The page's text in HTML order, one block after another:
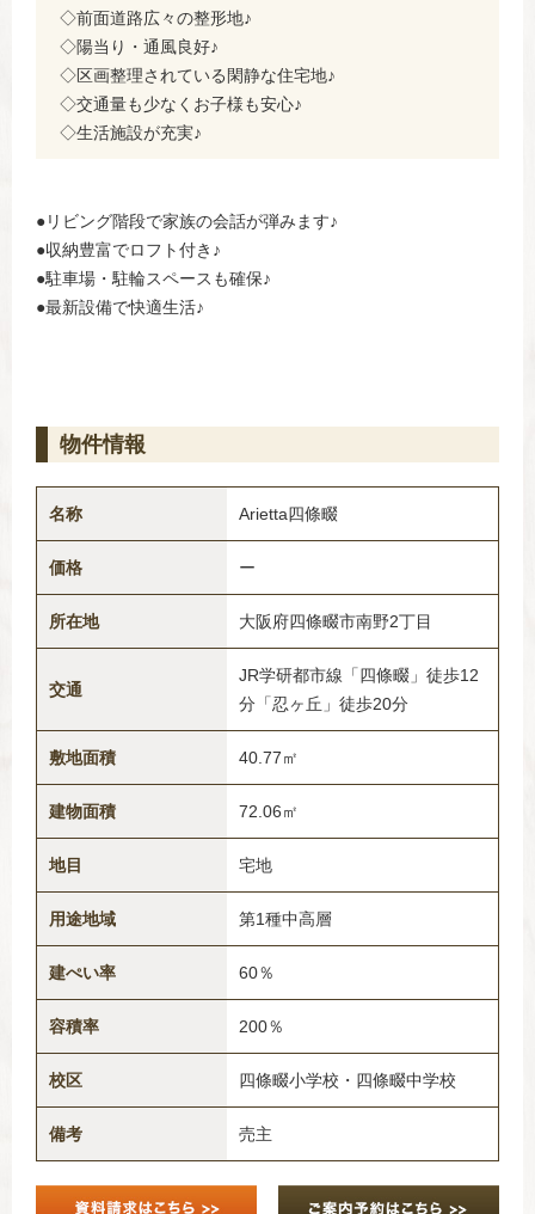
◇前面道路広々の整形地♪
◇陽当り・通風良好♪
◇区画整理されている閑静な住宅地♪
◇交通量も少なくお子様も安心♪
◇生活施設が充実♪
●リビング階段で家族の会話が弾みます♪
●収納豊富でロフト付き♪
●駐車場・駐輪スペースも確保♪
●最新設備で快適生活♪
物件情報
名称 Arietta四條畷
価格 ー
所在地 大阪府四條畷市南野2丁目
交通
JR学研都市線「四條畷」徒歩12
分「忍ヶ丘」徒歩20分
敷地面積 40.77㎡
建物面積 72.06㎡
地目 宅地
用途地域 第1種中高層
建ぺい率 60％
容積率 200％
校区 四條畷小学校・四條畷中学校
備考 売主